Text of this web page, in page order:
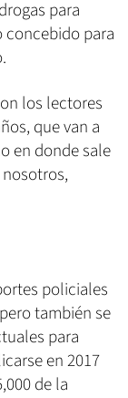
para
concebido para
los lectores
que van a
en donde sale
policiales
también se
para
en 2017
de la